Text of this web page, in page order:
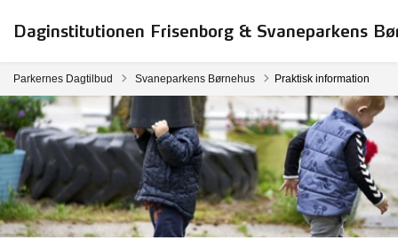
Daginstitutionen Frisenborg & Svaneparkens
Parkernes Dagtilbud Tilbage til
Svaneparkens Børnehus Praktisk information